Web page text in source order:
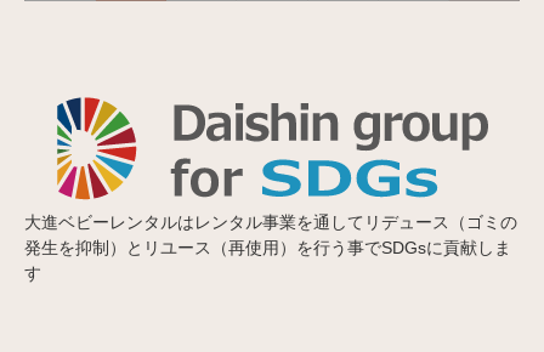
大進ベビーレンタルはレンタル事業を通してリデュース（ゴミの
発生を抑制）とリユース（再使用）を行う事でSDGsに貢献しま
す